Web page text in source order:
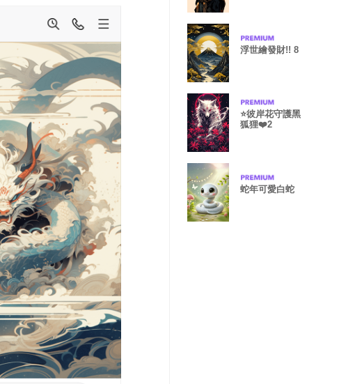
浮世繪發財!! 8
⭐️彼岸花守護黑
狐狸❤️2
蛇年可愛白蛇